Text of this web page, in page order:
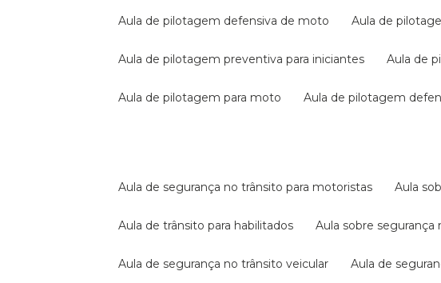
aula de pilotagem defensiva de moto aula de
aula de pilotagem preventiva para iniciantes aula de
aula de pilotagem para moto aula de pilotagem
aula de segurança no trânsito para motoristas aula
aula de trânsito para habilitados aula sobre
aula de segurança no trânsito veicular aula de